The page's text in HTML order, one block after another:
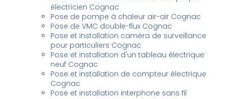
électricien Cognac
Pose de pompe à chaleur air-air Cognac
Pose de VMC double-flux Cognac
Pose et installation caméra de surveillance
pour particuliers Cognac
Pose et installation d'un tableau électrique
neuf Cognac
Pose et installation de compteur électrique
Cognac
Pose et installation interphone sans fil